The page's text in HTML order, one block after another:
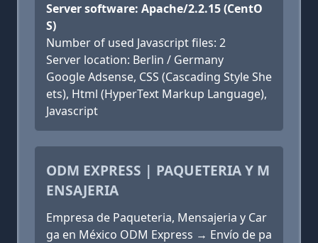
Server software: Apache/2.2.15 (CentO
S)
Number of used Javascript files: 2
Server location: Berlin / Germany
Google Adsense, CSS (Cascading Style She
ets), Html (HyperText Markup Language),
Javascript
ODM EXPRESS | PAQUETERIA Y M
ENSAJERIA
Empresa de Paqueteria, Mensajeria y Car
ga en México ODM Express → Envío de pa